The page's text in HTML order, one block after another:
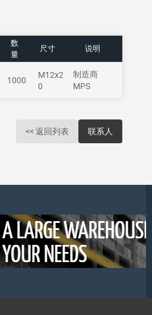
数
量
尺寸 说明
1000
M12x2
0
制造商
MPS
<< 返回列表 联系人